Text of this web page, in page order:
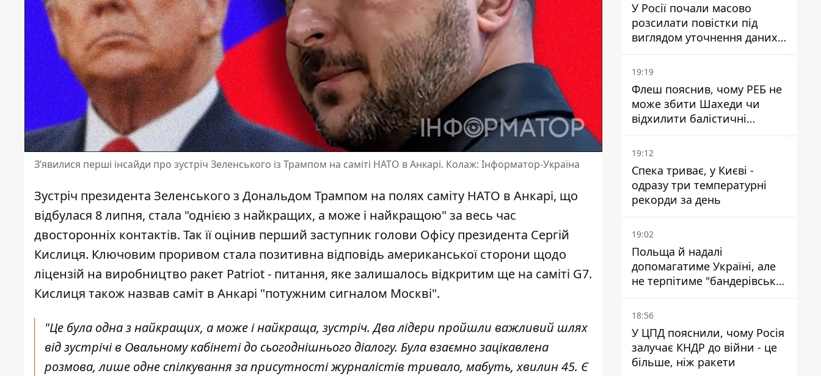
Зʼявилися перші інсайди про зустріч Зеленського із Трампом на саміті НАТО в Анкарі. Колаж: Інформатор-Україна
Зустріч президента Зеленського з Дональдом Трампом на полях саміту НАТО в Анкарі, що
відбулася 8 липня, стала "однією з найкращих, а може і найкращою" за весь час
двосторонніх контактів. Так її оцінив перший заступник голови Офісу президента Сергій
Кислиця. Ключовим проривом стала позитивна відповідь американської сторони щодо
ліцензій на виробництво ракет Patriot - питання, яке залишалось відкритим ще на саміті G7.
Кислиця також назвав саміт в Анкарі "потужним сигналом Москві".
"Це була одна з найкращих, а може і найкраща, зустріч. Два лідери пройшли важливий шлях
від зустрічі в Овальному кабінеті до сьогоднішнього діалогу. Була взаємно зацікавлена
розмова, лише одне спілкування за присутності журналістів тривало, мабуть, хвилин 45. Є
У Росії почали масово
розсилати повістки під
виглядом уточнення даних
для набору контрактників
19:19
Флеш пояснив, чому РЕБ не
може збити Шахеди чи
відхилити балістичні
ракети
19:12
Спека триває, у Києві -
одразу три температурні
рекорди за день
19:02
Польща й надалі
допомагатиме Україні, але
не терпітиме "бандерівської
символіки" - Навроцький
18:56
У ЦПД пояснили, чому Росія
залучає КНДР до війни - це
більше, ніж ракети